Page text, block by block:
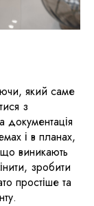
який саме
з
і в планах,
виникають
зробити
простіше та